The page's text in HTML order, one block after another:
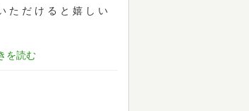
た だ け る と 嬉 し い